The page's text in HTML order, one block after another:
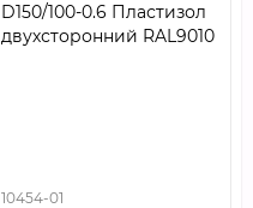
D150/100-0.6 Пластизол
двухсторонний RAL9010
10454-01